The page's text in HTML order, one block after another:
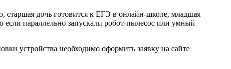
старшая дочь готовится к ЕГЭ в онлайн-школе, младшая
параллельно запускали робот-пылесос или умный
устройства необходимо оформить заявку на сайте